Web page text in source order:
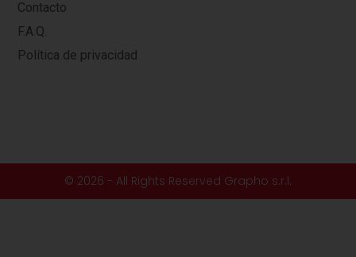
Contacto
F.A.Q.
Política de privacidad
© 2026 - All Rights Reserved Grapho s.r.l.